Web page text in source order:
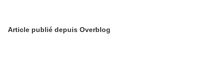
Article publié depuis Overblog